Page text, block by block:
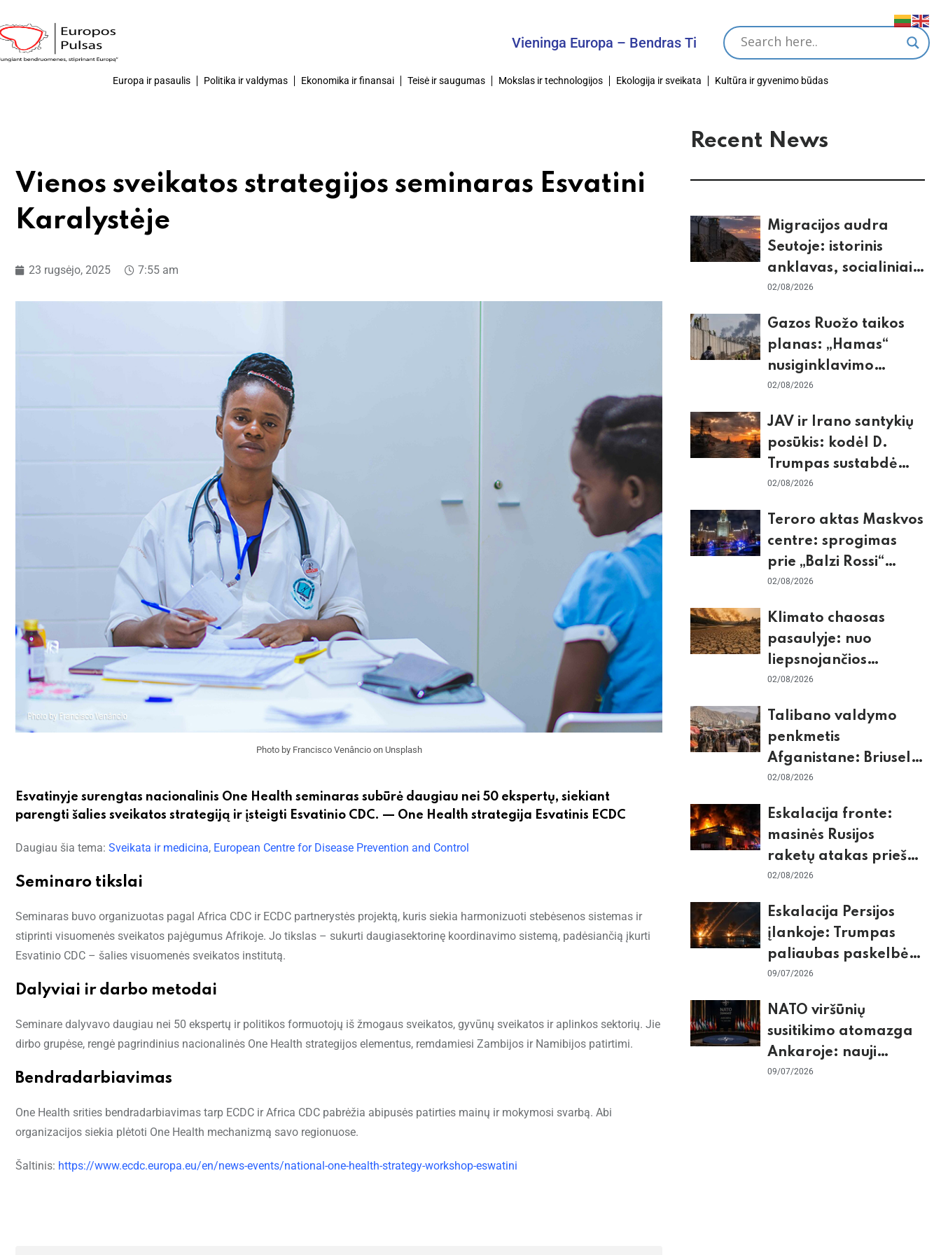
Vieninga Europa – Bendras Tikslas
Europa ir pasaulis Politika ir valdymas Ekonomika ir finansai Teisė ir saugumas Mokslas ir technologijos Ekologija ir sveikata Kultūra ir gyvenimo būdas
Vienos sveikatos strategijos seminaras Esvatini
Karalystėje
23 rugsėjo, 2025 7:55 am
Photo by Francisco Venâncio on Unsplash
Esvatinyje surengtas nacionalinis One Health seminaras subūrė daugiau nei 50 ekspertų, siekiant
parengti šalies sveikatos strategiją ir įsteigti Esvatinio CDC. — One Health strategija Esvatinis ECDC
Daugiau šia tema: Sveikata ir medicina, European Centre for Disease Prevention and Control
Seminaro tikslai
Seminaras buvo organizuotas pagal Africa CDC ir ECDC partnerystės projektą, kuris siekia harmonizuoti stebėsenos sistemas ir
stiprinti visuomenės sveikatos pajėgumus Afrikoje. Jo tikslas – sukurti daugiasektorinę koordinavimo sistemą, padėsiančią įkurti
Esvatinio CDC – šalies visuomenės sveikatos institutą.
Dalyviai ir darbo metodai
Seminare dalyvavo daugiau nei 50 ekspertų ir politikos formuotojų iš žmogaus sveikatos, gyvūnų sveikatos ir aplinkos sektorių. Jie
dirbo grupėse, rengė pagrindinius nacionalinės One Health strategijos elementus, remdamiesi Zambijos ir Namibijos patirtimi.
Bendradarbiavimas
One Health srities bendradarbiavimas tarp ECDC ir Africa CDC pabrėžia abipusės patirties mainų ir mokymosi svarbą. Abi
organizacijos siekia plėtoti One Health mechanizmą savo regionuose.
Šaltinis: https://www.ecdc.europa.eu/en/news-events/national-one-health-strategy-workshop-eswatini
Recent News
Migracijos audra
Seutoje: istorinis
anklavas, socialiniai
tinklai ir ES skilimas
02/08/2026
Gazos Ruožo taikos
planas: „Hamas“
nusiginklavimo
sąlygos, Izraelio
nerimas dėl sienos
02/08/2026
JAV ir Irano santykių
posūkis: kodėl D.
Trumpas sustabdė
smūgius ir kuo
ekonomika
02/08/2026
Teroro aktas Maskvos
centre: sprogimas
prie „Balzi Rossi“
restorano,
tikrieji taikiniai
02/08/2026
Klimato chaosas
pasaulyje: nuo
liepsnojančios
Europos iki
Antarktidos
paradokso
02/08/2026
Talibano valdymo
penkmetis
Afganistane: Briuselio
vizito užkulisiai, gilus
konfliktas su
Pakistanu
02/08/2026
Eskalacija fronte:
masinės Rusijos
raketų atakas prieš
Kijevą, dronų smūgiai
žiemos krizės grėsmė
02/08/2026
Eskalacija Persijos
įlankoje: Trumpas
paliaubas paskelbė
baigtomis, JAV
taikinių Irane
09/07/2026
NATO viršūnių
susitikimo atomazga
Ankaroje: nauji
įsipareigojimai
09/07/2026